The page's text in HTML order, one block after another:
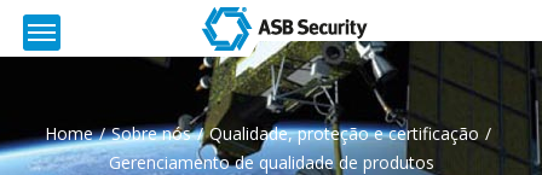
Home Sobre nós
Qualidade, proteção e certificação
Gerenciamento de qualidade de produtos